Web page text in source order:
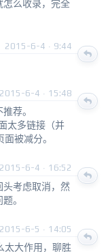
怎么收录，完全
2015-6-4 · 9:44
2015-6-4 · 15:48
荐。
太多链接（并
被减分。
2015-6-4 · 16:52
头考虑取消，然
。
2015-6-5 · 14:05
太大作用，聊胜